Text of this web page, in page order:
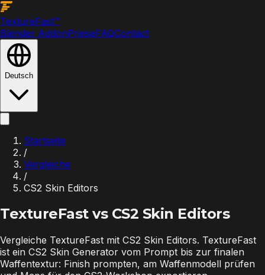
TextureFast™
Blender AddonPreiseFAQContact
Deutsch
Startseite
/
Vergleiche
/
CS2 Skin Editors
TextureFast vs CS2 Skin Editors
Vergleiche TextureFast mit CS2 Skin Editors. TextureFast
ist ein CS2 Skin Generator vom Prompt bis zur finalen
Waffentextur: Finish prompten, am Waffenmodell prüfen